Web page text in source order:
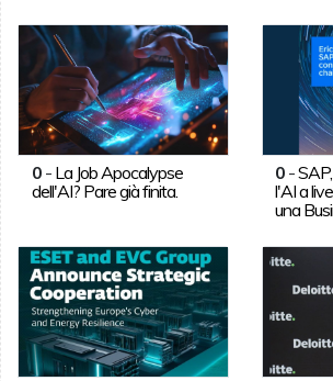
0- La Job Apocalypse
dell'AI? Pare già finita.
0 -
l'AI a
una